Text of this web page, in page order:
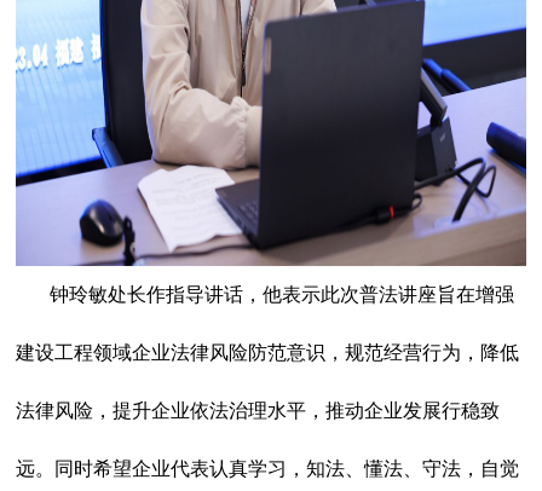
钟玲敏处长作指导讲话，他表示此次普法讲座旨在增强
建设工程领域企业法律风险防范意识，规范经营行为，降低
法律风险，提升企业依法治理水平，推动企业发展行稳致
远。同时希望企业代表认真学习，知法、懂法、守法，自觉